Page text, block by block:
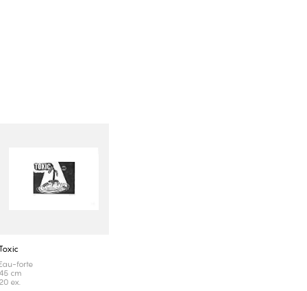
Eau-forte
45 cm
20 ex.